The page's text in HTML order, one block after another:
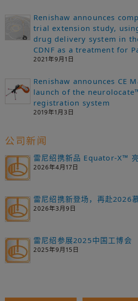
Renishaw announces
trial extension study,
drug delivery system in
CDNF as a treatment for
2021年9月1日
Renishaw announces CE
launch of the
registration system
2019年1月3日
公司新闻
雷尼绍携新品 Equator-X™
2026年4月17日
雷尼绍携新登场，再赴2026
2026年3月9日
雷尼绍参展2025中国工博会
2025年9月15日